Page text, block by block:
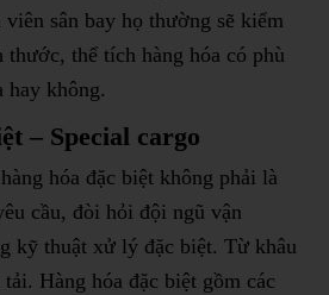
sân bay họ thường sẽ kiểm
thể tích hàng hóa có phù
hay không.
– Special cargo
hóa đặc biệt không phải là
cầu, đòi hỏi đội ngũ vận
kỹ thuật xử lý đặc biệt. Từ khâu
Hàng hóa đặc biệt gồm các